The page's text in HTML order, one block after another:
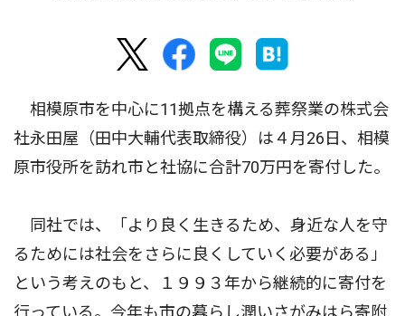
相模原市を中心に11拠点を構える葬祭業の株式会
社永田屋（田中大輔代表取締役）は４月26日、相模
原市役所を訪れ市と社協に合計70万円を寄付した。
同社では、「より良く生きるため、身近な人を守
るためには社会をさらに良くしていく必要がある」
という考えのもと、１９９３年から継続的に寄付を
行っている。今年も市の暮らし潤いさがみはら寄附